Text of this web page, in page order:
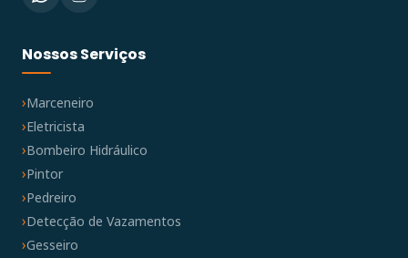
Nossos Serviços
Marceneiro
Eletricista
Bombeiro Hidráulico
Pintor
Pedreiro
Detecção de Vazamentos
Gesseiro